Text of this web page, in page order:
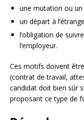
une mutation ou
un départ à
l’obligation de
l’employeur.
Ces motifs doivent
(contrat de travail,
candidat doit bien sûr
proposant ce type de